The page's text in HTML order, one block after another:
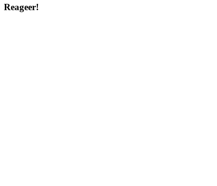
Reageer!